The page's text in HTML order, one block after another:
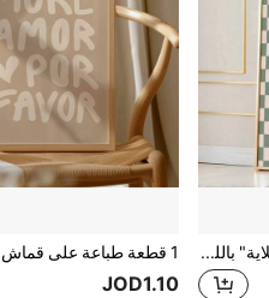
1 قطعة ملصق كانفاس "افتح الغلاية" باللون الأخضر/الوردي (مؤطر/غير مؤطر)، طباعة فنية لشعار المطبخ، ديكور جمالي بسيط، فن جميل، مناسب للسكن الجامعي والغرف المعيشية والنوم، ديكور منزلي حديث، هدية لتدشين المنزل.
JOD1.10